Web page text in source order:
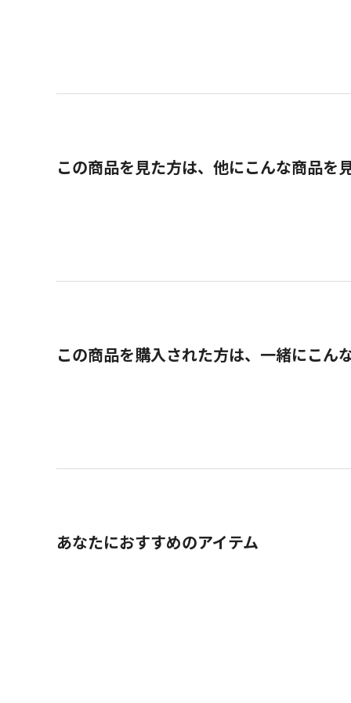
この商品を見た方は、他にこんな商品を
この商品を購入された方は、一緒にこん
あなたにおすすめのアイテム